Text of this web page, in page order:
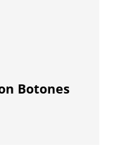
Botones